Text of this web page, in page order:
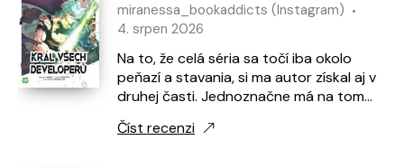
miranessa_bookaddicts (Instagram)
4. srpen 2026
Na to, že celá séria sa točí iba okolo
peňazí a stavania, si ma autor získal aj v
druhej časti. Jednoznačne má na tom
veľký podiel Lloyd, ktorý si ma získava
svojou…
Číst recenzi